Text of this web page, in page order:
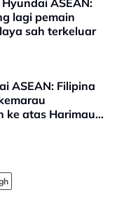
ASEAN:
lagi pemain
sah terkeluar
ASEAN: Filipina
ke atas Harimau